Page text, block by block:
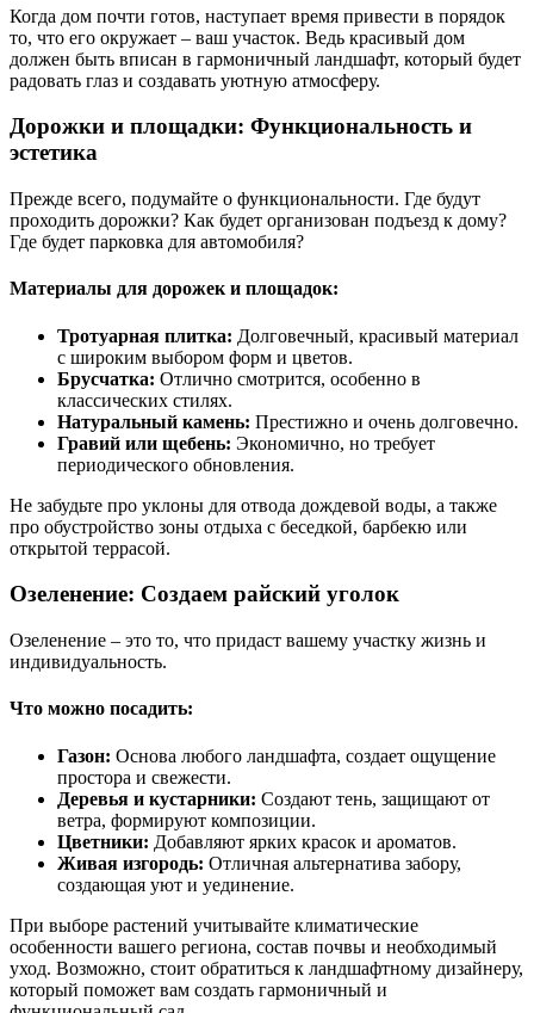
Когда дом почти готов, наступает время привести в порядок
то, что его окружает – ваш участок. Ведь красивый дом
должен быть вписан в гармоничный ландшафт, который будет
радовать глаз и создавать уютную атмосферу.
Дорожки и площадки: Функциональность и
эстетика
Прежде всего, подумайте о функциональности. Где будут
проходить дорожки? Как будет организован подъезд к дому?
Где будет парковка для автомобиля?
Материалы для дорожек и площадок:
Тротуарная плитка: Долговечный, красивый материал
с широким выбором форм и цветов.
Брусчатка: Отлично смотрится, особенно в
классических стилях.
Натуральный камень: Престижно и очень долговечно.
Гравий или щебень: Экономично, но требует
периодического обновления.
Не забудьте про уклоны для отвода дождевой воды, а также
про обустройство зоны отдыха с беседкой, барбекю или
открытой террасой.
Озеленение: Создаем райский уголок
Озеленение – это то, что придаст вашему участку жизнь и
индивидуальность.
Что можно посадить:
Газон: Основа любого ландшафта, создает ощущение
простора и свежести.
Деревья и кустарники: Создают тень, защищают от
ветра, формируют композиции.
Цветники: Добавляют ярких красок и ароматов.
Живая изгородь: Отличная альтернатива забору,
создающая уют и уединение.
При выборе растений учитывайте климатические
особенности вашего региона, состав почвы и необходимый
уход. Возможно, стоит обратиться к ландшафтному дизайнеру,
который поможет вам создать гармоничный и